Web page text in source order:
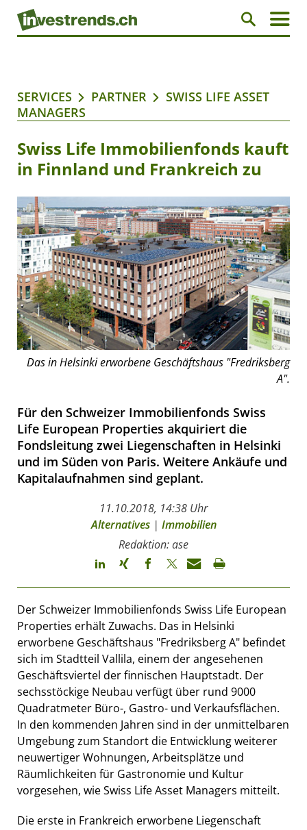
SERVICES PARTNER
SWISS LIFE ASSET
MANAGERS
Swiss Life Immobilienfonds kauft
in Finnland und Frankreich zu
Das in Helsinki erworbene Geschäftshaus "Fredriksberg
A".
Für den Schweizer Immobilienfonds Swiss
Life European Properties akquiriert die
Fondsleitung zwei Liegenschaften in Helsinki
und im Süden von Paris. Weitere Ankäufe und
Kapitalaufnahmen sind geplant.
11.10.2018, 14:38 Uhr
Alternatives| Immobilien
Redaktion: ase
Der Schweizer Immobilienfonds Swiss Life European
Properties erhält Zuwachs. Das in Helsinki
erworbene Geschäftshaus "Fredriksberg A" befindet
sich im Stadtteil Vallila, einem der angesehenen
Geschäftsviertel der finnischen Hauptstadt. Der
sechsstöckige Neubau verfügt über rund 9000
Quadratmeter Büro-, Gastro- und Verkaufsflächen.
In den kommenden Jahren sind in der unmittelbaren
Umgebung zum Standort die Entwicklung weiterer
neuwertiger Wohnungen, Arbeitsplätze und
Räumlichkeiten für Gastronomie und Kultur
vorgesehen, wie Swiss Life Asset Managers mitteilt.
Die erste in Frankreich erworbene Liegenschaft